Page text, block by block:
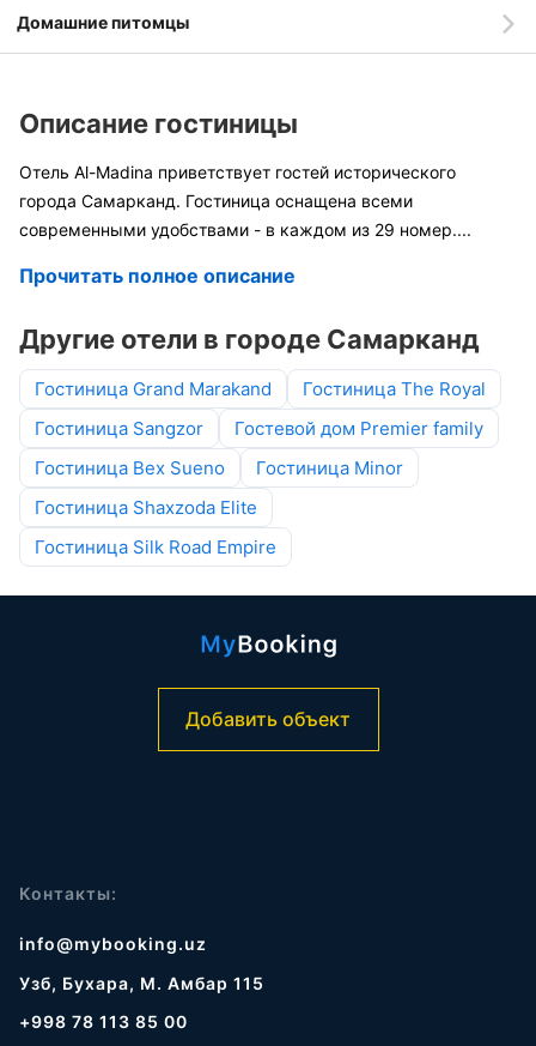
Домашние питомцы
Описание гостиницы
Отель Al-Madina приветствует гостей исторического
города Самарканд. Гостиница оснащена всеми
современными удобствами - в каждом из 29 номер....
Прочитать полное описание
Другие отели в городе Самарканд
Гостиница Grand Marakand
Гостиница The Royal
Гостиница Sangzor
Гостевой дом Premier family
Гостиница Bex Sueno
Гостиница Minor
Гостиница Shaxzoda Elite
Гостиница Silk Road Empire
Добавить объект
Контакты:
info@mybooking.uz
Узб, Бухара, М. Амбар 115
+998 78 113 85 00